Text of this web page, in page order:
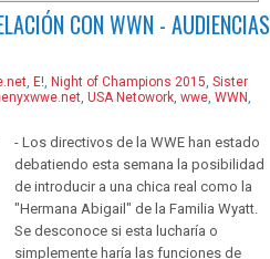
CON WWN - AUDIENCIAS
E! Night of Champions 2015 Sister
USA Netowork wwe WWN
- Los directivos de la WWE han estado
debatiendo esta semana la posibilidad
de introducir a una chica real como la
"Hermana Abigail" de la Familia Wyatt.
Se desconoce si esta lucharía o
simplemente haría las funciones de